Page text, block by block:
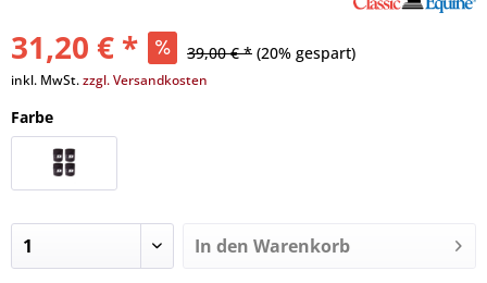
31,20 € * 39,00 € * (20% gespart)
inkl. MwSt.zzgl. Versandkosten
Farbe
In den Warenkorb